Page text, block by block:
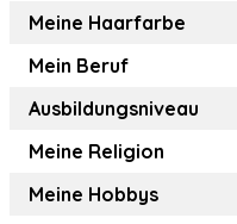
Meine Haarfarbe
Mein Beruf
Ausbildungsniveau
Meine Religion
Meine Hobbys